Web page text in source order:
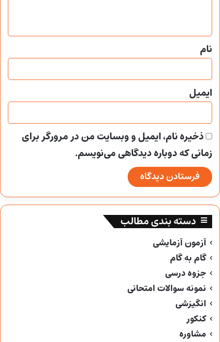
*
نام
ایمیل
ذخیره نام، ایمیل و وبسایت من در مرورگر برای
زمانی که دوباره دیدگاهی می‌نویسم.
دسته بندی مطالب
آزمون آزمایشی
گام به گام
جزوه درسی
نمونه سوالات امتحانی
انگیزشی
کنکور
مشاوره